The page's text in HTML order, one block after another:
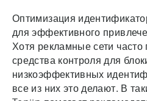
Оптимизация
для эффективного
Хотя рекламные сети
средства контроля для
низкоэффективных
все из них это делают. В